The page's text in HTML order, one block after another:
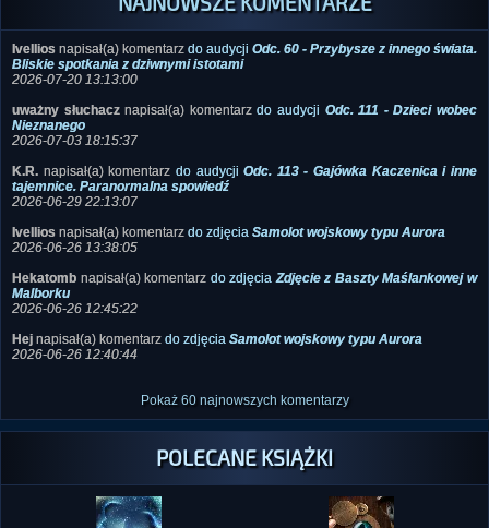
NAJNOWSZE KOMENTARZE
Ivellios napisał(a) komentarzdo audycji
Odc. 60 - Przybysze z innego świata.
Bliskie spotkania z dziwnymi istotami
uważny słuchacz
napisał(a) komentarz do audycji
Nieznanego
K.R.napisał(a) komentarzdo audycji
Odc. 113 - Gajówka Kaczenica i inne
tajemnice. Paranormalna spowiedź
Ivelliosnapisał(a) komentarz do zdjęcia
Samolot wojskowy typu Aurora
Hekatomb
napisał(a) komentarz do zdjęcia
Zdjęcie z Baszty Maślankowej w
Malborku
Hejnapisał(a) komentarz do zdjęcia
Samolot wojskowy typu Aurora
Pokaż 60 najnowszych komentarzy
POLECANE KSIĄŻKI